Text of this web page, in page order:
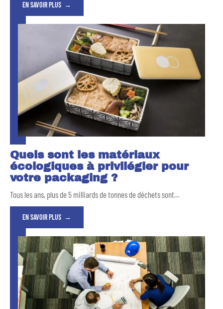
EN SAVOIR PLUS
Quels sont les matériaux
écologiques à privilégier pour
votre packaging ?
Tous les ans, plus de 5 milliards de tonnes de déchets sont…
EN SAVOIR PLUS